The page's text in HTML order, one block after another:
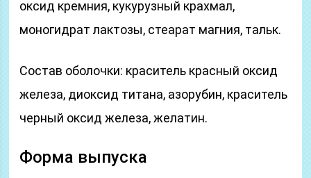
оксид кремния, кукурузный крахмал,
моногидрат лактозы, стеарат магния, тальк.
Состав оболочки: краситель красный оксид
железа, диоксид титана, азорубин, краситель
черный оксид железа, желатин.
Форма выпуска